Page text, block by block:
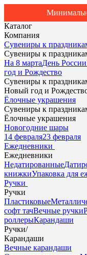
Каталог
Компания
Сувениры к
Сувениры к
На 8 мартаДень России
год и Рождество
Сувениры к
Новый год и
Ёлочные украшения
Сувениры к
Ёлочные украшения
Новогодние шары
14 февраля23 февраля
Ежедневники
Ежедневники
Недатированные
книжкиУпаковка для
Ручки
Ручки
Пластиковые
софт тачВечные ручки
роллерыКарандаши
Ручки/
Карандаши
Вечные карандаши